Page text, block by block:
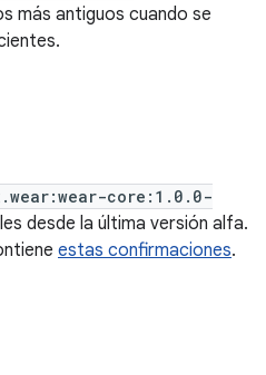
más antiguos cuando se
core:1.0.0-
desde la última versión alfa.
estas confirmaciones.